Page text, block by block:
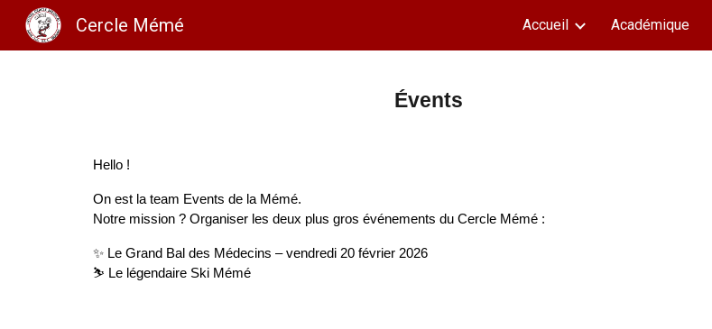
Cercle Mémé Accueil Académique
Évents
Hello !
On est la team Events de la Mémé.
Notre mission ? Organiser les deux plus gros événements du Cercle Mémé :
✨ Le Grand Bal des Médecins – vendredi 20 février 2026
⛷️ Le légendaire Ski Mémé